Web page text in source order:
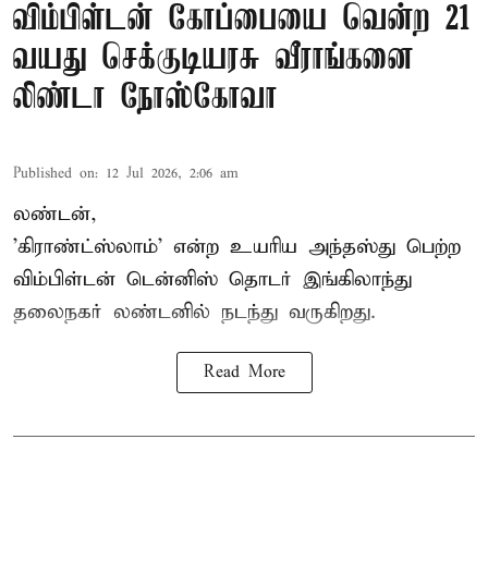
விம்பிள்டன் கோப்பையை வென்ற 21
வயது செக்குடியரசு வீராங்கனை
லிண்டா நோஸ்கோவா
Published on: 12 Jul 2026, 2:06 am
லண்டன்,
'கிராண்ட்ஸ்லாம்' என்ற உயரிய அந்தஸ்து பெற்ற
விம்பிள்டன் டென்னிஸ் தொடர் இங்கிலாந்து
தலைநகர் லண்டனில் நடந்து வருகிறது.
Read More